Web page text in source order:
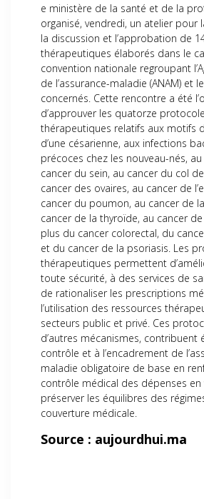
e ministère de la santé et de la
organisé, vendredi, un atelier pour
la discussion et l’approbation de
thérapeutiques élaborés dans le
convention nationale regroupant
de l’assurance-maladie (ANAM) et
concernés. Cette rencontre a été
d’approuver les quatorze
thérapeutiques relatifs aux motifs
d’une césarienne, aux infections
précoces chez les nouveau-nés,
cancer du sein, au cancer du col de
cancer des ovaires, au cancer de
cancer du poumon, au cancer de
cancer de la thyroïde, au cancer de
plus du cancer colorectal, du
et du cancer de la psoriasis. Les
thérapeutiques permettent
toute sécurité, à des services de
de rationaliser les prescriptions
l’utilisation des ressources
secteurs public et privé. Ces
d’autres mécanismes, contribuent
contrôle et à l’encadrement de
maladie obligatoire de base en
contrôle médical des dépenses en
préserver les équilibres des
couverture médicale.
Source : aujourdhui.ma